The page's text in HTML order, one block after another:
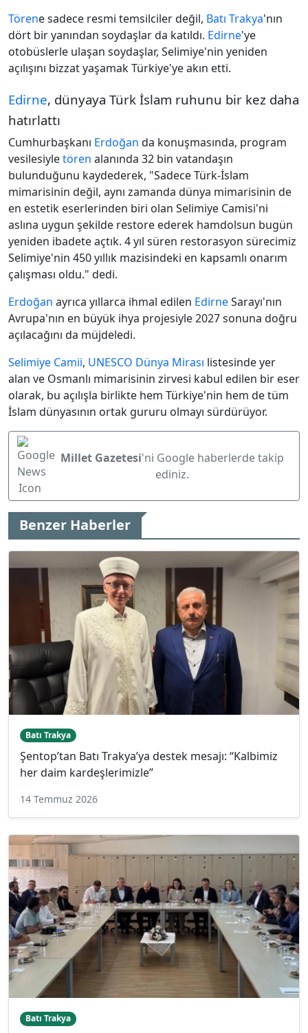
Törene sadece resmi temsilciler değil, Batı Trakya'nın
dört bir yanından soydaşlar da katıldı. Edirne'ye
otobüslerle ulaşan soydaşlar, Selimiye'nin yeniden
açılışını bizzat yaşamak Türkiye'ye akın etti.
Edirne, dünyaya Türk İslam ruhunu bir kez daha
hatırlattı
Cumhurbaşkanı Erdoğan da konuşmasında, program
vesilesiyletören alanında 32 bin vatandaşın
bulunduğunu kaydederek, "Sadece Türk-İslam
mimarisinin değil, aynı zamanda dünya mimarisinin de
en estetik eserlerinden biri olan Selimiye Camisi'ni
aslına uygun şekilde restore ederek hamdolsun bugün
yeniden ibadete açtık. 4 yıl süren restorasyon sürecimiz
Selimiye'nin 450 yıllık mazisindeki en kapsamlı onarım
çalışması oldu." dedi.
Erdoğan ayrıca yıllarca ihmal edilen EdirneSarayı'nın
Avrupa'nın en büyük ihya projesiyle 2027 sonuna doğru
açılacağını da müjdeledi.
Selimiye Camii, UNESCO Dünya Mirası listesinde yer
alan ve Osmanlı mimarisinin zirvesi kabul edilen bir eser
olarak, bu açılışla birlikte hem Türkiye'nin hem de tüm
İslam dünyasının ortak gururu olmayı sürdürüyor.
Millet Gazetesi'ni Google haberlerde takip
ediniz.
Benzer Haberler
Batı Trakya
Şentop’tan Batı Trakya’ya destek mesajı: “Kalbimiz
her daim kardeşlerimizle”
14 Temmuz 2026
Batı Trakya